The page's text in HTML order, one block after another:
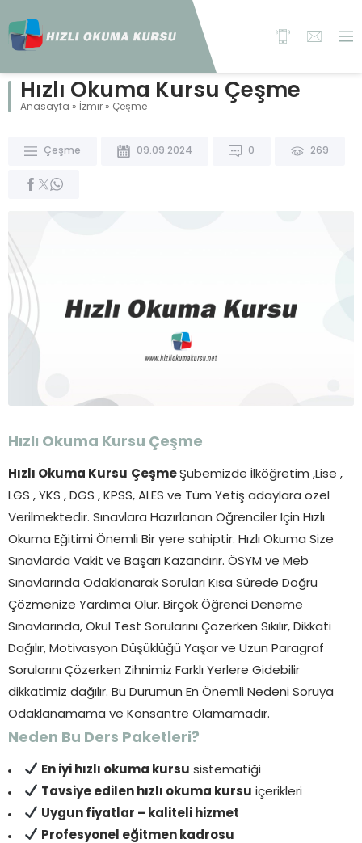
Hızlı Okuma Kursu Çeşme
Anasayfa » İzmir » Çeşme
Çeşme 09.09.2024 0 269
Hızlı Okuma Kursu Çeşme
Hızlı Okuma Kursu Çeşme Şubemizde İlköğretim ,Lise ,
LGS , YKS , DGS , KPSS, ALES ve Tüm Yetiş adaylara özel
Verilmektedir. Sınavlara Hazırlanan Öğrenciler İçin Hızlı
Okuma Eğitimi Önemli Bir yere sahiptir. Hızlı Okuma Size
Sınavlarda Vakit ve Başarı Kazandırır. ÖSYM ve Meb
Sınavlarında Odaklanarak Soruları Kısa Sürede Doğru
Çözmenize Yardımcı Olur. Birçok Öğrenci Deneme
Sınavlarında, Okul Test Sorularını Çözerken Sıkılır, Dikkati
Dağılır, Motivasyon Düşüklüğü Yaşar ve Uzun Paragraf
Sorularını Çözerken Zihnimiz Farklı Yerlere Gidebilir
dikkatimiz dağılır. Bu Durumun En Önemli Nedeni Soruya
Odaklanamama ve Konsantre Olamamadır.
Neden Bu Ders Paketleri?
En iyi hızlı okuma kursu sistematiği
Tavsiye edilen hızlı okuma kursu içerikleri
Uygun fiyatlar – kaliteli hizmet
Profesyonel eğitmen kadrosu